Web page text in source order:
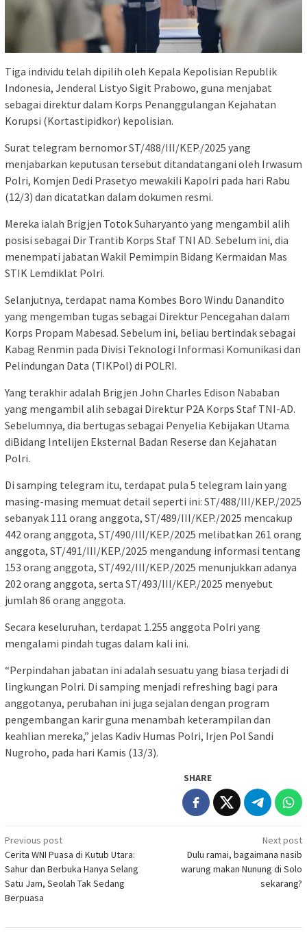
Tiga individu telah dipilih oleh Kepala Kepolisian Republik
Indonesia, Jenderal Listyo Sigit Prabowo, guna menjabat
sebagai direktur dalam Korps Penanggulangan Kejahatan
Korupsi (Kortastipidkor) kepolisian.
Surat telegram bernomor ST/488/III/KEP./2025 yang
menjabarkan keputusan tersebut ditandatangani oleh Irwasum
Polri, Komjen Dedi Prasetyo mewakili Kapolri pada hari Rabu
(12/3) dan dicatatkan dalam dokumen resmi.
Mereka ialah Brigjen Totok Suharyanto yang mengambil alih
posisi sebagai Dir Trantib Korps Staf TNI AD. Sebelum ini, dia
menempati jabatan Wakil Pemimpin Bidang Kermaidan Mas
STIK Lemdiklat Polri.
Selanjutnya, terdapat nama Kombes Boro Windu Danandito
yang mengemban tugas sebagai Direktur Pencegahan dalam
Korps Propam Mabesad. Sebelum ini, beliau bertindak sebagai
Kabag Renmin pada Divisi Teknologi Informasi Komunikasi dan
Pelindungan Data (TIKPol) di POLRI.
Yang terakhir adalah Brigjen John Charles Edison Nababan
yang mengambil alih sebagai Direktur P2A Korps Staf TNI-AD.
Sebelumnya, dia bertugas sebagai Penyelia Kebijakan Utama
diBidang Intelijen Eksternal Badan Reserse dan Kejahatan
Polri.
Di samping telegram itu, terdapat pula 5 telegram lain yang
masing-masing memuat detail seperti ini: ST/488/III/KEP./2025
sebanyak 111 orang anggota, ST/489/III/KEP./2025 mencakup
442 orang anggota, ST/490/III/KEP./2025 melibatkan 261 orang
anggota, ST/491/III/KEP./2025 mengandung informasi tentang
153 orang anggota, ST/492/III/KEP./2025 menunjukkan adanya
202 orang anggota, serta ST/493/III/KEP./2025 menyebut
jumlah 86 orang anggota.
Secara keseluruhan, terdapat 1.255 anggota Polri yang
mengalami pindah tugas dalam kali ini.
“Perpindahan jabatan ini adalah sesuatu yang biasa terjadi di
lingkungan Polri. Di samping menjadi refreshing bagi para
anggotanya, perubahan ini juga sejalan dengan program
pengembangan karir guna menambah keterampilan dan
keahlian mereka,” jelas Kadiv Humas Polri, Irjen Pol Sandi
Nugroho, pada hari Kamis (13/3).
SHARE
Post
navigation
Previous post
Cerita WNI Puasa di Kutub Utara:
Sahur dan Berbuka Hanya Selang
Satu Jam, Seolah Tak Sedang
Berpuasa
Next post
Dulu ramai, bagaimana nasib
warung makan Nunung di Solo
sekarang?